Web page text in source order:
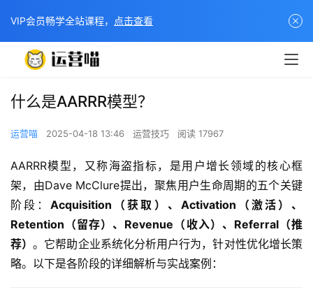
什么是AARRR模型？
运营喵 2025-04-18 13:46 运营技巧 阅读 17967
AARRR模型，又称海盗指标，是用户增长领域的核心框
架，由Dave McClure提出，聚焦用户生命周期的五个关键
阶段：​​Acquisition（获取）、Activation（激活）、
Retention（留存）、Revenue（收入）、Referral（推
荐）​​。它帮助企业系统化分析用户行为，针对性优化增长策
略。以下是各阶段的详细解析与实战案例：
VIP会员畅学全站课程， 点击查看